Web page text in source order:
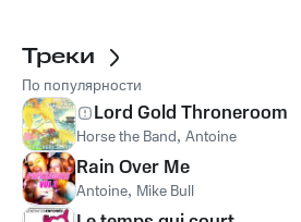
Треки
По популярности
Lord Gold Throneroom
Horse the Band, Antoine
Rain Over Me
Antoine, Mike Bull